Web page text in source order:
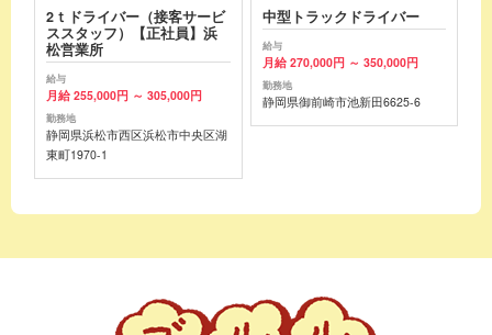
2ｔドライバー（接客サービ
ススタッフ）【正社員】浜
松営業所
給与
月給 255,000円 ～ 305,000円
勤務地
静岡県浜松市西区浜松市中央区湖
東町1970-1
中型トラックドライバー
給与
月給 270,000円 ～ 350,000円
勤務地
静岡県御前崎市池新田6625-6